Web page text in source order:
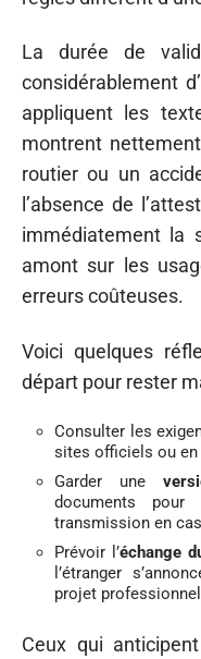
La durée de
considérablement
appliquent les
montrent
routier ou un
l’absence de
immédiatement la
amont sur les
erreurs coûteuses.
Voici quelques
départ pour rester
Consulter les
sites officiels ou en
Garder une
documents
transmission en
Prévoir l’échange
l’étranger
projet professionnel
Ceux qui